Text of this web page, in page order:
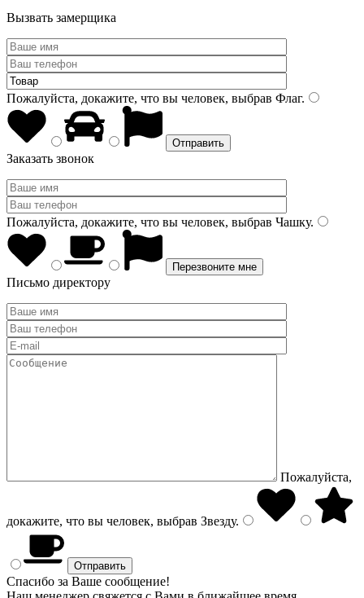
Вызвать замерщика
Пожалуйста, докажите, что вы человек, выбрав Флаг.
Заказать звонок
Пожалуйста, докажите, что вы человек, выбрав Чашку.
Письмо директору
Пожалуйста,
докажите, что вы человек, выбрав Звезду.
Спасибо за Ваше сообщение!